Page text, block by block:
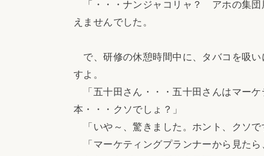
「・・・ナンジャコリャ？ アホの集団
えませんでした。
で、研修の休憩時間中に、タバコを吸
すよ。
「五十田さん・・・五十田さんはマー
本・・・クソでしょ？」
「いや～、驚きました。ホント、クソで
「マーケティングプランナーから見た